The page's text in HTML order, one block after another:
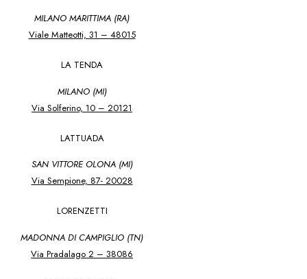
MILANO MARITTIMA (RA)
Viale Matteotti, 31 – 48015
LA TENDA
MILANO (MI)
Via Solferino, 10 – 20121
LATTUADA
SAN VITTORE OLONA (MI)
Via Sempione, 87- 20028
LORENZETTI
MADONNA DI CAMPIGLIO (TN)
Via Pradalago 2 – 38086